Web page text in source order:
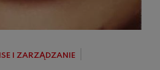
I ZARZĄDZANIE